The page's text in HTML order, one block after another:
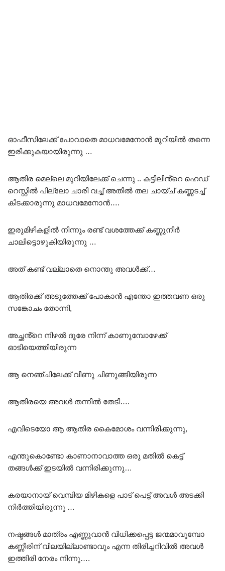
ഓഫീസിലേക്ക് പോവാതെ മാധവമേനോൻ മുറിയിൽ തന്നെ
ഇരിക്കുകയായിരുന്നു …
ആതിര മെല്ലെ മുറിയിലേക്ക് ചെന്നു .. കട്ടിലിൻ്റെ ഹെഡ്
റെസ്റ്റിൽ പില്ലോ ചാരി വച്ച് അതിൽ തല ചായ്ച് കണ്ണടച്ച്
കിടക്കാരുന്നു മാധവമേനോൻ….
ഇരുമിഴികളിൽ നിന്നും രണ്ട് വശത്തേക്ക് കണ്ണുനീർ
ചാലിട്ടൊഴുകിയിരുന്നു …
അത് കണ്ട് വല്ലാതെ നൊന്തു അവൾക്ക്…
ആതിരക്ക് അടുത്തേക്ക് പോകാൻ എന്തോ ഇത്തവണ ഒരു
സങ്കോചം തോന്നി,
അച്ഛൻ്റെ നിഴൽ ദൂരേ നിന്ന് കാണുമ്പോഴേക്ക്
ഓടിയെത്തിയിരുന്ന
ആ നെഞ്ചിലേക്ക് വീണു ചിണുങ്ങിയിരുന്ന
ആതിരയെ അവൾ തന്നിൽ തേടി….
എവിടെയോ ആ ആതിര കൈമോശം വന്നിരിക്കുന്നു,
എന്തുകൊണ്ടോ കാണാനാവാത്ത ഒരു മതിൽ കെട്ട്
തങ്ങൾക്ക് ഇടയിൽ വന്നിരിക്കുന്നു…
കരയാനായ് വെമ്പിയ മിഴികളെ പാട് പെട്ട് അവൾ അടക്കി
നിർത്തിയിരുന്നു …
നഷ്ടങ്ങൾ മാത്രം എണ്ണുവാൻ വിധിക്കപ്പെട്ട ജന്മമാവുമ്പോ
കണ്ണീരിന് വിലയില്ലാണ്ടാവും എന്ന തിരിച്ചറിവിൽ അവൾ
ഇത്തിരി നേരം നിന്നു….